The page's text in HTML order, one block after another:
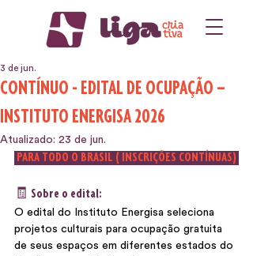
CONTÍNUO - EDITAL DE OCUPAÇÃO –
INSTITUTO ENERGISA 2026
3 de jun.
Atualizado: 23 de jun.
PARA TODO O BRASIL ( INSCRIÇÕES CONTÍNUAS)
🧾 Sobre o edital:
O edital do Instituto Energisa seleciona
projetos culturais para ocupação gratuita
de seus espaços em diferentes estados do